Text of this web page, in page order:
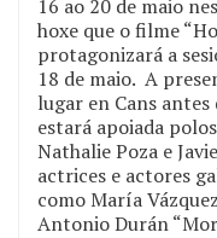
16 ao 20 de maio
hoxe que o filme
protagonizará a
18 de maio. A
lugar en Cans antes
estará apoiada
Nathalie Poza e
actrices e actores
como María
Antonio Durán